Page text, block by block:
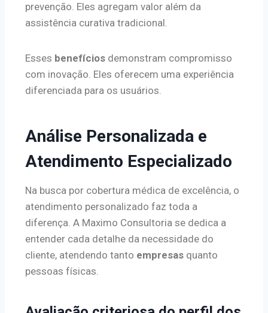
prevenção. Eles agregam valor além da
assistência curativa tradicional.
Esses benefícios demonstram compromisso
com inovação. Eles oferecem uma experiência
diferenciada para os usuários.
Análise Personalizada e
Atendimento Especializado
Na busca por cobertura médica de excelência, o
atendimento personalizado faz toda a
diferença. A Maximo Consultoria se dedica a
entender cada detalhe da necessidade do
cliente, atendendo tanto empresas quanto
pessoas físicas.